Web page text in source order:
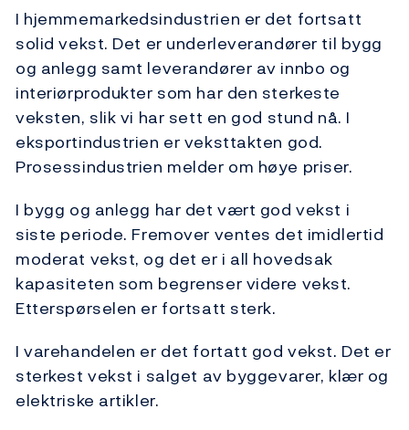
I hjemmemarkedsindustrien er det fortsatt
solid vekst. Det er underleverandører til bygg
og anlegg samt leverandører av innbo og
interiørprodukter som har den sterkeste
veksten, slik vi har sett en god stund nå. I
eksportindustrien er veksttakten god.
Prosessindustrien melder om høye priser.
I bygg og anlegg har det vært god vekst i
siste periode. Fremover ventes det imidlertid
moderat vekst, og det er i all hovedsak
kapasiteten som begrenser videre vekst.
Etterspørselen er fortsatt sterk.
I varehandelen er det fortatt god vekst. Det er
sterkest vekst i salget av byggevarer, klær og
elektriske artikler.